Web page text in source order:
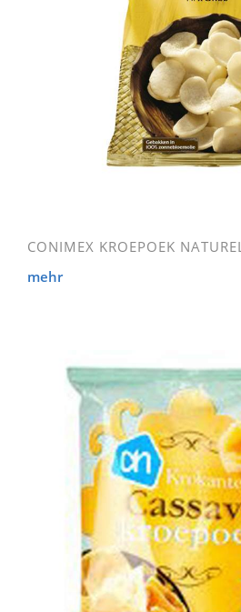
CONIMEX KROEPOEK NATUREL
mehr